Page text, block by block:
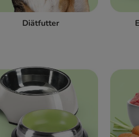
Diätfutter